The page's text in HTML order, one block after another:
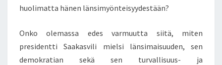
R
S
I
D
huolimatta hänen länsimyönteisyydestään?
Onko olemassa edes varmuutta siitä, miten
presidentti Saakasvili mielsi länsimaisuuden, sen
demokratian sekä sen turvallisuus- ja